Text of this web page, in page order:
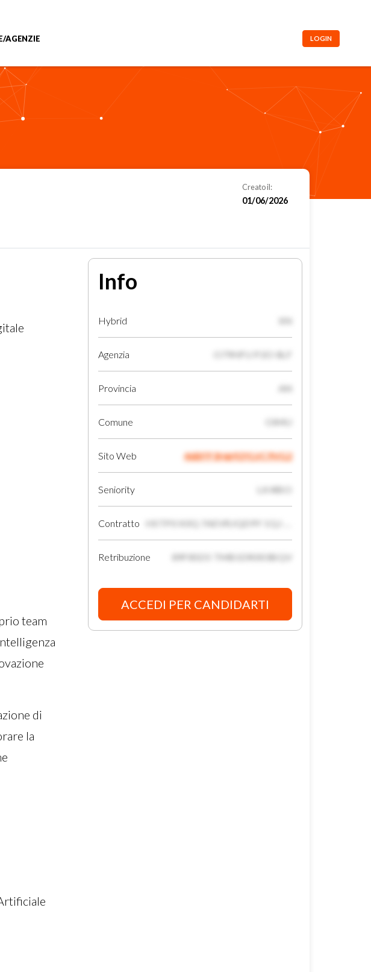
AGENZIE LOGIN
Creato il:
01/06/2026
team
di
la
Info
Hybrid XN
Agenzia O79HFU P2O 8LF
Provincia AN
Comune OIMU
Sito Web 46BFP3H@92YLVC9VG2
Seniority LK4IBO
Contratto
Retribuzione 89F85D5 TMB1DR003BQV
ACCEDI PER CANDIDARTI